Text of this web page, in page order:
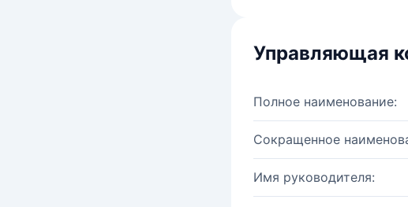
Управляющая
Полное наименование:
Сокращенное
Имя руководителя: